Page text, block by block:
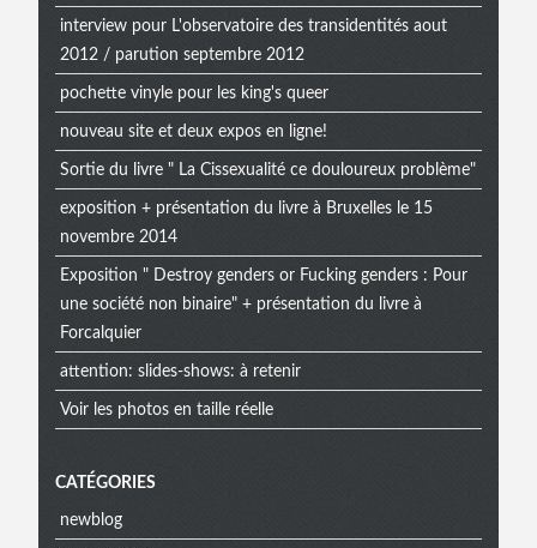
interview pour L'observatoire des transidentités aout
2012 / parution septembre 2012
pochette vinyle pour les king's queer
nouveau site et deux expos en ligne!
Sortie du livre " La Cissexualité ce douloureux problème"
exposition + présentation du livre à Bruxelles le 15
novembre 2014
Exposition " Destroy genders or Fucking genders : Pour
une société non binaire" + présentation du livre à
Forcalquier
attention: slides-shows: à retenir
Voir les photos en taille réelle
CATÉGORIES
newblog